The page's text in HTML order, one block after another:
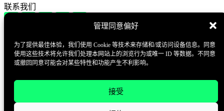
管理同意偏好
为了提供最佳体验，我们使用 Cookie 等技术来存储和/或访问设备信息。同意
使用这些技术将允许我们处理本网站上的浏览行为或唯一 ID 等数据。不同意
或撤回同意可能会对某些特性和功能产生不利影响。
接受
联系我们
©2021 - 2026 BlockHill Tech Limited All Rights Reserved
获取更多
About